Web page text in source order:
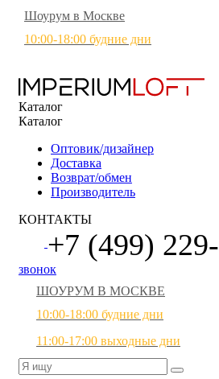
Шоурум в Москве
10:00-18:00 будние дни
Каталог
Каталог
Оптовик/дизайнер
Доставка
Возврат/обмен
Производитель
КОНТАКТЫ
+7 (499)
звонок
ШОУРУМ В МОСКВЕ
10:00-18:00 будние дни
11:00-17:00 выходные дни